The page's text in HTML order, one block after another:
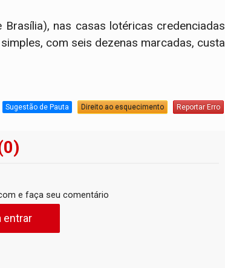
nas casas lotéricas credenciadas
com seis dezenas marcadas, custa
Sugestão de Pauta Direito ao esquecimento Reportar Erro
e faça seu comentário
entrar